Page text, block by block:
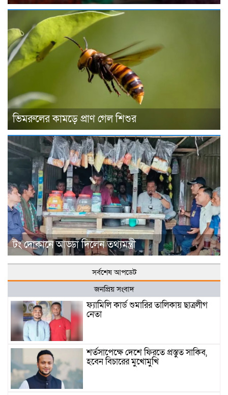
ভিমরুলের কামড়ে প্রাণ গেল শিশুর
টং দোকানে আড্ডা দিলেন তথ্যমন্ত্রী
সর্বশেষ আপডেট
জনপ্রিয় সংবাদ
ফ্যামিলি কার্ড শুমারির তালিকায় ছাত্রলীগ
নেতা
শর্তসাপেক্ষে দেশে ফিরতে প্রস্তুত সাকিব,
হবেন বিচারের মুখোমুখি